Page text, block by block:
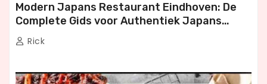
Modern Japans Restaurant Eindhoven: De
Complete Gids voor Authentiek Japans
Dineren
Rick